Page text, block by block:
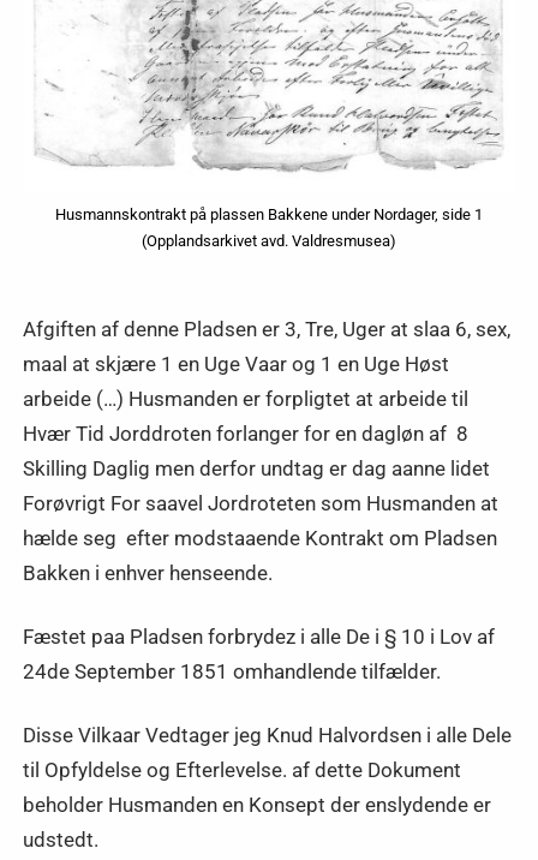
Husmannskontrakt på plassen Bakkene under Nordager, side 1
(Opplandsarkivet avd. Valdresmusea)
Afgiften af denne Pladsen er 3, Tre, Uger at slaa 6, sex,
maal at skjære 1 en Uge Vaar og 1 en Uge Høst
arbeide (…) Husmanden er forpligtet at arbeide til
Hvær Tid Jorddroten forlanger for en dagløn af 8
Skilling Daglig men derfor undtag er dag aanne lidet
Forøvrigt For saavel Jordroteten som Husmanden at
hælde seg efter modstaaende Kontrakt om Pladsen
Bakken i enhver henseende.
Fæstet paa Pladsen forbrydez i alle De i § 10 i Lov af
24de September 1851 omhandlende tilfælder.
Disse Vilkaar Vedtager jeg Knud Halvordsen i alle Dele
til Opfyldelse og Efterlevelse. af dette Dokument
beholder Husmanden en Konsept der enslydende er
udstedt.